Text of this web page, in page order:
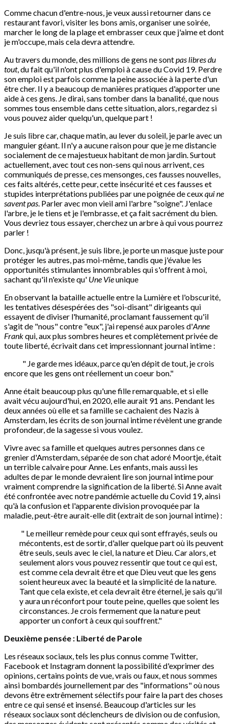
Comme chacun d'entre-nous, je veux aussi retourner dans ce
restaurant favori, visiter les bons amis, organiser une soirée,
marcher le long de la plage et embrasser ceux que j'aime et dont
je m'occupe, mais cela devra attendre.
Au travers du monde, des millions de gens ne sontpas libres du
tout, du fait qu'il n'ont plus d'emploi à cause du Covid 19. Perdre
son emploi est parfois comme la peine associée à la perte d'un
être cher. Il y a beaucoup de manières pratiques d'apporter une
aide à ces gens. Je dirai, sans tomber dans la banalité, que nous
sommes tous ensemble dans cette situation, alors, regardez si
vous pouvez aider quelqu'un, quelque part !
Je suis libre car, chaque matin, au lever du soleil, je parle avec un
manguier géant. Il n'y a aucune raison pour que je me distancie
socialement de ce majestueux habitant de mon jardin. Surtout
actuellement, avec tout ces non-sens qui nous arrivent, ces
communiqués de presse, ces mensonges, ces fausses nouvelles,
ces faits altérés, cette peur, cette insécurité et ces fausses et
stupides interprétations publiées par une poignée de ceuxqui ne
savent pas . Parler avec mon vieil ami l'arbre "soigne". J'enlace
l'arbre, je le tiens et je l'embrasse, et ça fait sacrément du bien.
Vous devriez tous essayer, cherchez un arbre à qui vous pourrez
parler !
Donc, jusqu'à présent, je suis libre, je porte un masque juste pour
protéger les autres, pas moi-même, tandis que j'évalue les
opportunités stimulantes innombrables qui s'offrent à moi,
sachant qu'il n'existe qu' Une Vieunique
En observant la bataille actuelle entre la Lumière et l'obscurité,
les tentatives désespérées des "soi-disant" dirigeants qui
essayent de diviser l'humanité, proclamant faussement qu'il
s'agit de "nous" contre "eux", j'ai repensé aux paroles d'Anne
Frankqui, aux plus sombres heures et complètement privée de
toute liberté, écrivait dans cet impressionnant journal intime :
" Je garde mes idéaux, parce qu'en dépit de tout, je crois
encore que les gens ont réellement un coeur bon."
Anne était beaucoup plus qu'une fille remarquable, et si elle
avait vécu aujourd'hui, en 2020, elle aurait 91 ans. Pendant les
deux années où elle et sa famille se cachaient des Nazis à
Amsterdam, les écrits de son journal intime révèlent une grande
profondeur, de la sagesse si vous voulez.
Vivre avec sa famille et quelques autres personnes dans ce
grenier d'Amsterdam, séparée de son chat adoré Moortje, était
un terrible calvaire pour Anne. Les enfants, mais aussi les
adultes de par le monde devraient lire son journal intime pour
vraiment comprendre la signification de la liberté. Si Anne avait
été confrontée avec notre pandémie actuelle du Covid 19, ainsi
qu'à la confusion et l'apparente division provoquée par la
maladie, peut-être aurait-elle dit (extrait de son journal intime) :
" Le meilleur remède pour ceux qui sont effrayés, seuls ou
mécontents, est de sortir, d'aller quelque part où ils peuvent
être seuls, seuls avec le ciel, la nature et Dieu. Car alors, et
seulement alors vous pouvez ressentir que tout ce qui est,
est comme cela devrait être et que Dieu veut que les gens
soient heureux avec la beauté et la simplicité de la nature.
Tant que cela existe, et cela devrait être éternel, je sais qu'il
y aura un réconfort pour toute peine, quelles que soient les
circonstances. Je crois fermement que la nature peut
apporter un confort à ceux qui souffrent."
Deuxième pensée : Liberté de Parole
Les réseaux sociaux, tels les plus connus comme Twitter,
Facebook et Instagram donnent la possibilité d'exprimer des
opinions, certains points de vue, vrais ou faux, et nous sommes
ainsi bombardés journellement par des "informations" où nous
devons être extrêmement sélectifs pour faire la part des choses
entre ce qui sensé et insensé. Beaucoup d'articles sur les
réseaux sociaux sont déclencheurs de division ou de confusion,